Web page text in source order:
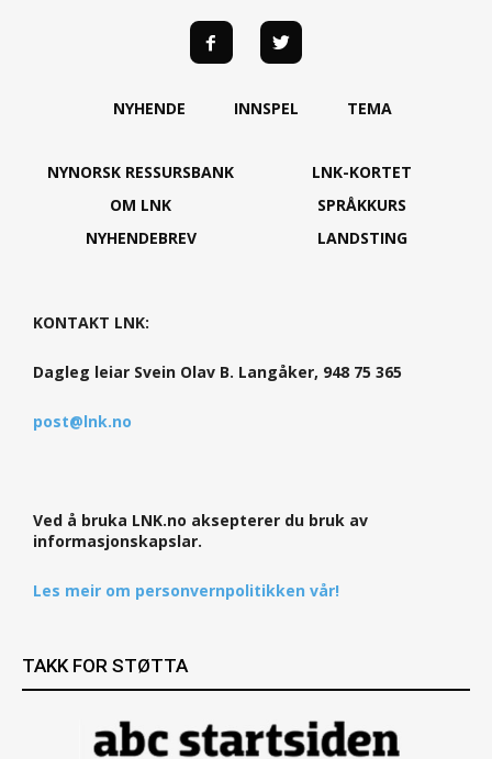
NYHENDE INNSPEL TEMA
NYNORSK RESSURSBANK
OM LNK
NYHENDEBREV
LNK-KORTET
SPRÅKKURS
LANDSTING
KONTAKT LNK:
Dagleg leiar Svein Olav B. Langåker, 948 75 365
post@lnk.no
Ved å bruka LNK.no aksepterer du bruk av
informasjonskapslar.
Les meir om personvernpolitikken vår!
TAKK FOR STØTTA